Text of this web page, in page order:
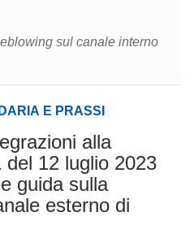
sul canale interno
E PRASSI
alla
del 12 luglio 2023
guida sulla
esterno di